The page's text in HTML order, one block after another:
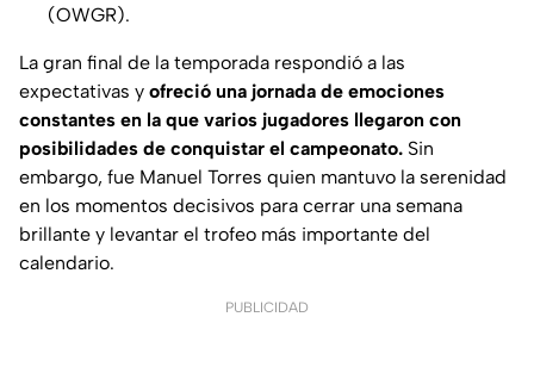
(OWGR).
La gran final de la temporada respondió a las
expectativas y ofreció una jornada de emociones
constantes en la que varios jugadores llegaron con
posibilidades de conquistar el campeonato. Sin
embargo, fue Manuel Torres quien mantuvo la serenidad
en los momentos decisivos para cerrar una semana
brillante y levantar el trofeo más importante del
calendario.
PUBLICIDAD